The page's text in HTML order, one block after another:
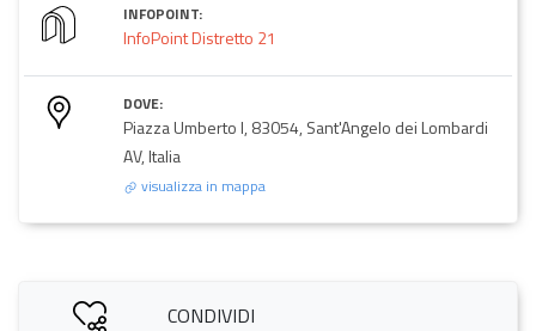
INFOPOINT:
InfoPoint Distretto 21
DOVE:
Piazza Umberto I, 83054, Sant'Angelo dei Lombardi
AV, Italia
visualizza in mappa
CONDIVIDI